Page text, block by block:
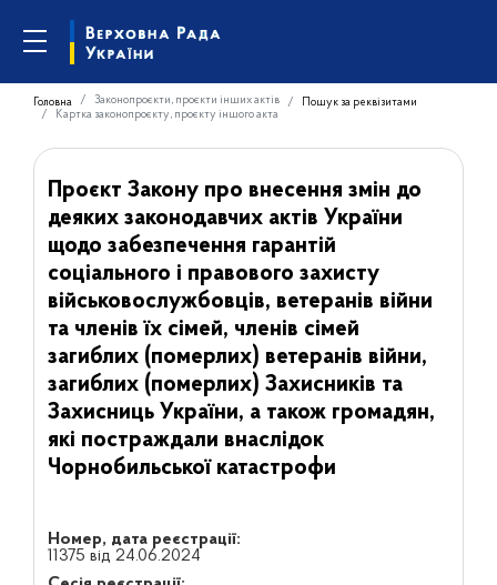
Головна Законопроєкти, проєкти інших актів
Пошук за реквізитами
Картка законопроєкту, проєкту іншого акта
Проєкт Закону про внесення змін до
деяких законодавчих актів України
щодо забезпечення гарантій
соціального і правового захисту
військовослужбовців, ветеранів війни
та членів їх сімей, членів сімей
загиблих (померлих) ветеранів війни,
загиблих (померлих) Захисників та
Захисниць України, а також громадян,
які постраждали внаслідок
Чорнобильської катастрофи
Номер, дата реєстрації:
11375 від 24.06.2024